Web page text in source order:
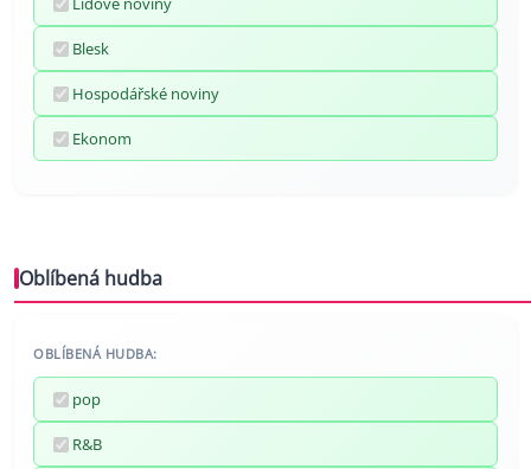
Blesk
Hospodářské noviny
Ekonom
Oblíbená hudba
OBLÍBENÁ HUDBA:
pop
R&B